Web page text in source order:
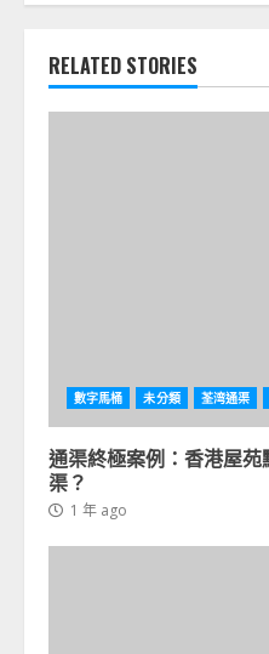
RELATED STORIES
數字馬桶 未分類 荃湾通渠
通渠終極案例：香港屋苑
渠？
1 年 ago